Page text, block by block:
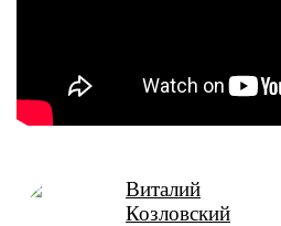
Виталий
Козловский